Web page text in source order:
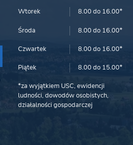
Wtorek 8.00 do 16.00*
Środa 8.00 do 16.00*
Czwartek 8.00 do 16.00*
Piątek 8.00 do 15.00*
*za wyjątkiem USC, ewidencji
ludności, dowodów osobistych,
działalności gospodarczej